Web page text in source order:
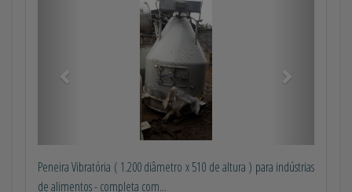
Peneira Vibratória ( 1.200 diâmetro x 510 de altura ) para indústrias
de alimentos - completa com...